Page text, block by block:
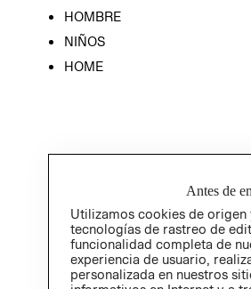
HOMBRE
NIÑOS
HOME
Antes de
Utilizamos cookies de
tecnologías de rastreo de
funcionalidad completa de
experiencia de usuario,
personalizada en nuestros